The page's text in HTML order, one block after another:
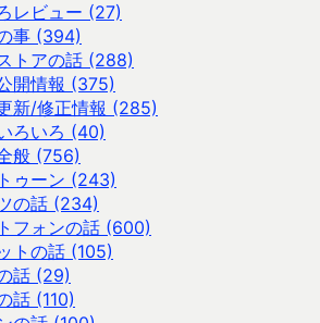
レビュー (27)
事 (394)
トアの話 (288)
開情報 (375)
新/修正情報 (285)
ろいろ (40)
般 (756)
ゥーン (243)
の話 (234)
フォンの話 (600)
トの話 (105)
話 (29)
話 (110)